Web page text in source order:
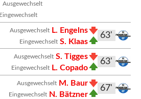
Ausgewechselt
Eingewechselt
63'
Ausgewechselt L. Engelns
Eingewechselt S. Klaas
63'
Ausgewechselt S. Tigges
Eingewechselt L. Copado
67'
Ausgewechselt M. Baur
Eingewechselt N. Bätzner